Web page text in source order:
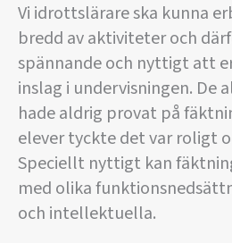
Vi idrottslärare ska kunna
bredd av aktiviteter och
spännande och nyttigt att
inslag i undervisningen. De
hade aldrig provat på
elever tyckte det var roligt
Speciellt nyttigt kan
med olika
och intellektuella.